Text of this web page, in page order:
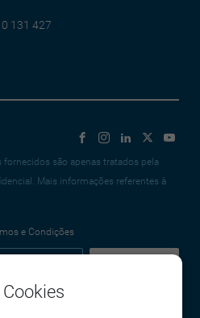
131 427
fornecidos são apenas tratados pela
Mais informações referentes à
e Condições